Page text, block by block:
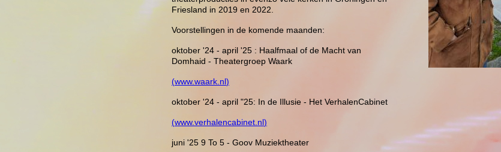
Friesland in 2019 en 2022.
Voorstellingen in de komende maanden:
oktober '24 - april '25 : Haalfmaal of de Macht van
Domhaid - Theatergroep Waark
(www.waark.nl)
oktober '24 - april "25: In de Illusie - Het VerhalenCabinet
(www.verhalencabinet.nl)
juni '25 9 To 5 - Goov Muziektheater